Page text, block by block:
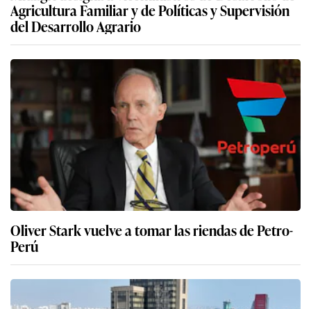
Agricultura Familiar y de Políticas y Supervisión
del Desarrollo Agrario
Oliver Stark vuelve a tomar las riendas de Petro-
Perú